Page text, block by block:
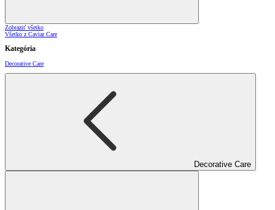
Zobraziť všetko
Všetko z Caviar Care
Kategória
Decorative Care
Decorative Care